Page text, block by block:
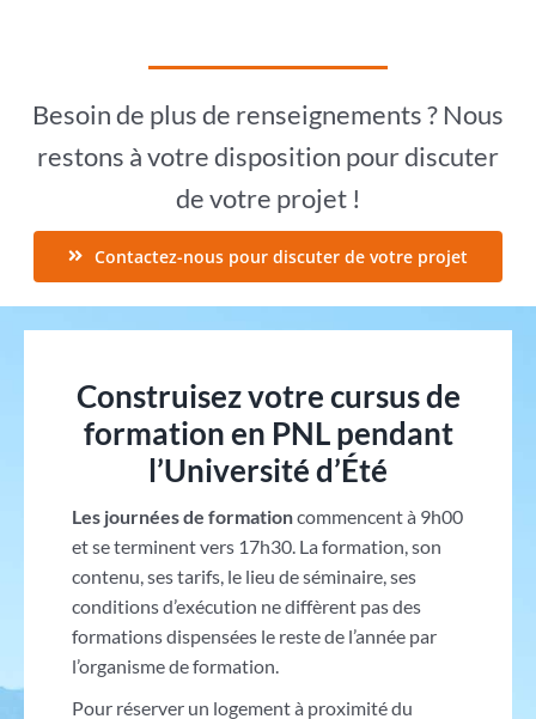
Besoin de plus de renseignements ? Nous
restons à votre disposition pour discuter
de votre projet !
Contactez-nous pour discuter de votre projet
Construisez votre cursus de
formation en PNL pendant
l’Université d’Été
Les journées de formationcommencent à 9h00
et se terminent vers 17h30. La formation, son
contenu, ses tarifs, le lieu de séminaire, ses
conditions d’exécution ne diffèrent pas des
formations dispensées le reste de l’année par
l’organisme de formation.
Pour réserver un logement à proximité du